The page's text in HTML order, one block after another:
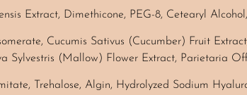
Extract, Dimethicone, PEG-8, Cetearyl
Cucumis Sativus (Cucumber) Fruit
Sylvestris (Mallow) Flower Extract, Parietaria
Trehalose, Algin, Hydrolyzed Sodium